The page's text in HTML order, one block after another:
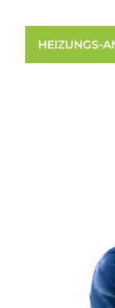
HEIZUNGS-